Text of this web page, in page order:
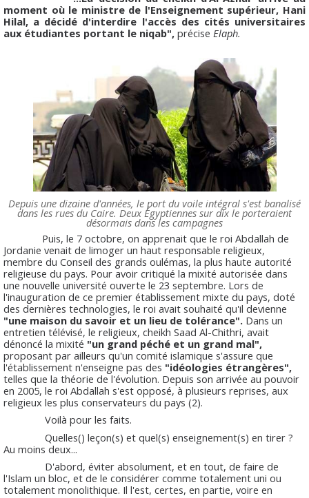
moment où le ministre de l'Enseignement supérieur, Hani
Hilal, a décidé d'interdire l'accès des cités universitaires
aux étudiantes portant le niqab", précise Elaph.
Depuis une dizaine d'années, le port du voile intégral s'est banalisé
dans les rues du Caire. Deux Égyptiennes sur dix le porteraient
désormais dans les campagnes
Puis, le 7 octobre, on apprenait que le roi Abdallah de
Jordanie venait de limoger un haut responsable religieux,
membre du Conseil des grands oulémas, la plus haute autorité
religieuse du pays. Pour avoir critiqué la mixité autorisée dans
une nouvelle université ouverte le 23 septembre. Lors de
l'inauguration de ce premier établissement mixte du pays, doté
des dernières technologies, le roi avait souhaité qu'il devienne
"une maison du savoir et un lieu de tolérance". Dans un
entretien télévisé, le religieux, cheikh Saad Al-Chithri, avait
dénoncé la mixité "un grand péché et un grand mal",
proposant par ailleurs qu'un comité islamique s'assure que
l'établissement n'enseigne pas des "idéologies étrangères",
telles que la théorie de l'évolution. Depuis son arrivée au pouvoir
en 2005, le roi Abdallah s'est opposé, à plusieurs reprises, aux
religieux les plus conservateurs du pays (2).
Voilà pour les faits.
Quelles() leçon(s) et quel(s) enseignement(s) en tirer ?
Au moins deux...
D'abord, éviter absolument, et en tout, de faire de
l'Islam un bloc, et de le considérer comme totalement uni ou
totalement monolithique. Il l'est, certes, en partie, voire en